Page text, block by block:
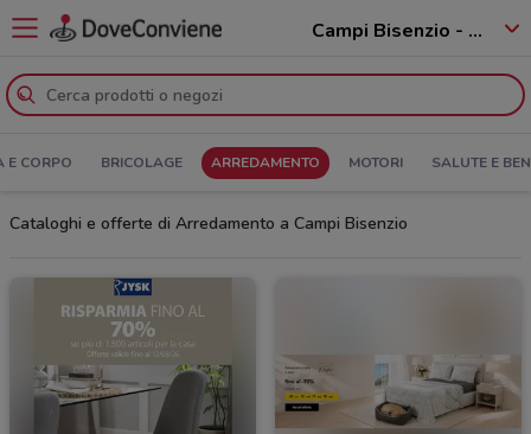
Campi Bisenzio - 50013
E CORPO BRICOLAGE ARREDAMENTO MOTORI SALUTE E
Cataloghi e offerte di Arredamento a Campi Bisenzio